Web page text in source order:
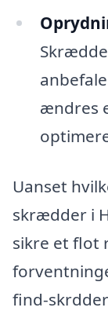
ændres
Uanset
skrædder i
sikre et flot
find-